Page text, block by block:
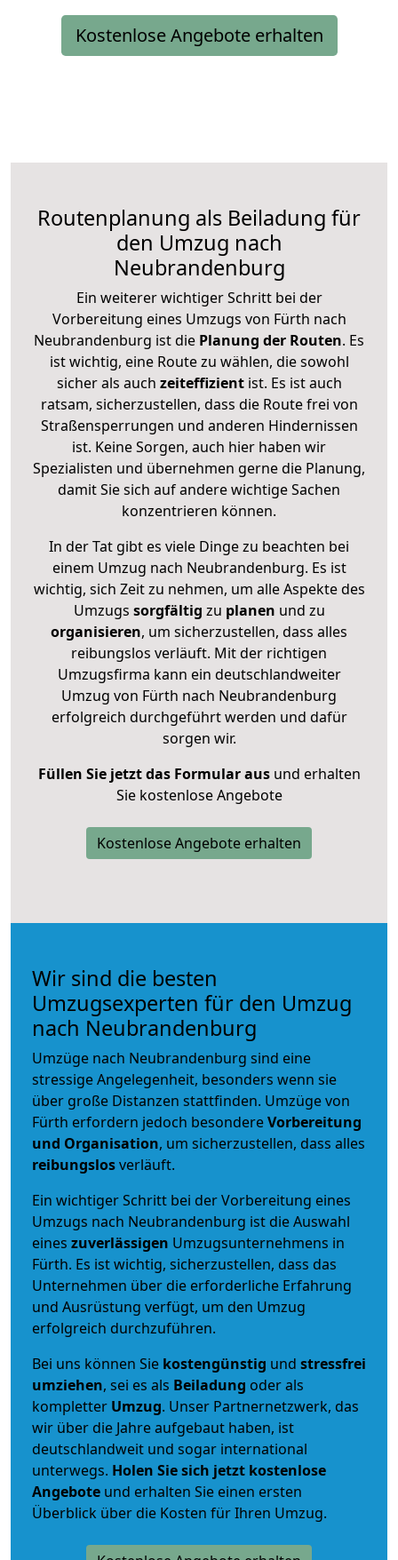
Kostenlose Angebote erhalten
Routenplanung als Beiladung für
den Umzug nach
Neubrandenburg
Ein weiterer wichtiger Schritt bei der
Vorbereitung eines Umzugs von Fürth nach
Neubrandenburg ist die Planung der Routen. Es
ist wichtig, eine Route zu wählen, die sowohl
sicher als auch zeiteffizientist. Es ist auch
ratsam, sicherzustellen, dass die Route frei von
Straßensperrungen und anderen Hindernissen
ist. Keine Sorgen, auch hier haben wir
Spezialisten und übernehmen gerne die Planung,
damit Sie sich auf andere wichtige Sachen
konzentrieren können.
In der Tat gibt es viele Dinge zu beachten bei
einem Umzug nach Neubrandenburg. Es ist
wichtig, sich Zeit zu nehmen, um alle Aspekte des
Umzugs sorgfältig zu planen und zu
organisieren, um sicherzustellen, dass alles
reibungslos verläuft. Mit der richtigen
Umzugsfirma kann ein deutschlandweiter
Umzug von Fürth nach Neubrandenburg
erfolgreich durchgeführt werden und dafür
sorgen wir.
Füllen Sie jetzt das Formular ausund erhalten
Sie kostenlose Angebote
Kostenlose Angebote erhalten
Wir sind die besten
Umzugsexperten für den Umzug
nach Neubrandenburg
Umzüge nach Neubrandenburg sind eine
stressige Angelegenheit, besonders wenn sie
über große Distanzen stattfinden. Umzüge von
Fürth erfordern jedoch besondereVorbereitung
und Organisation, um sicherzustellen, dass alles
reibungslosverläuft.
Ein wichtiger Schritt bei der Vorbereitung eines
Umzugs nach Neubrandenburg ist die Auswahl
eines zuverlässigen Umzugsunternehmens in
Fürth. Es ist wichtig, sicherzustellen, dass das
Unternehmen über die erforderliche Erfahrung
und Ausrüstung verfügt, um den Umzug
erfolgreich durchzuführen.
Bei uns können Sie kostengünstig und stressfrei
umziehen, sei es als Beiladung oder als
kompletter Umzug. Unser Partnernetzwerk, das
wir über die Jahre aufgebaut haben, ist
deutschlandweit und sogar international
unterwegs. Holen Sie sich jetzt kostenlose
Angebote und erhalten Sie einen ersten
Überblick über die Kosten für Ihren Umzug.